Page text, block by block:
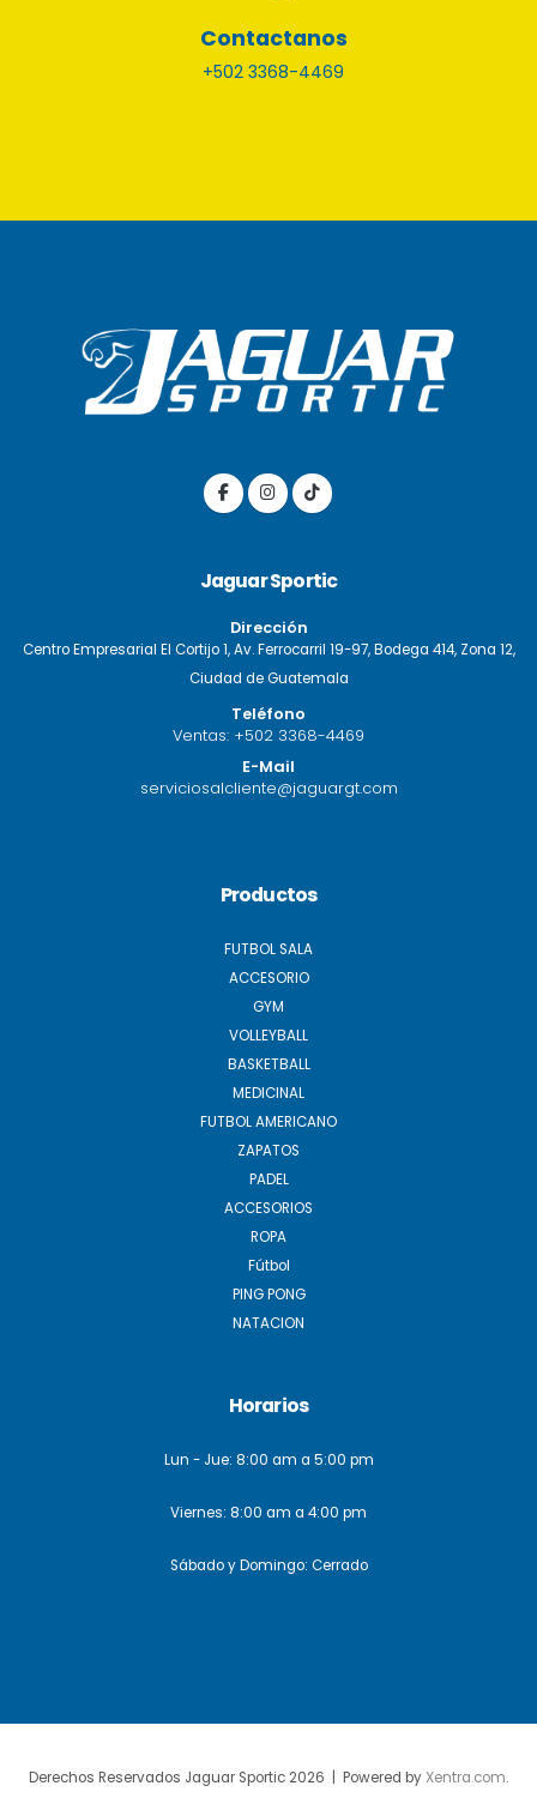
Contactanos
+502 3368-4469
Jaguar Sportic
Dirección
Centro Empresarial El Cortijo 1, Av. Ferrocarril 19-97, Bodega 414, Zona 12,
Ciudad de Guatemala
Teléfono
Ventas: +502 3368-4469
E-Mail
serviciosalcliente@jaguargt.com
Productos
FUTBOL SALA
ACCESORIO
GYM
VOLLEYBALL
BASKETBALL
MEDICINAL
FUTBOL AMERICANO
ZAPATOS
PADEL
ACCESORIOS
ROPA
Fútbol
PING PONG
NATACION
Horarios
Lun - Jue: 8:00 am a 5:00 pm
Viernes: 8:00 am a 4:00 pm
Sábado y Domingo: Cerrado
Derechos Reservados Jaguar Sportic 2026 | Powered byXentra.com.